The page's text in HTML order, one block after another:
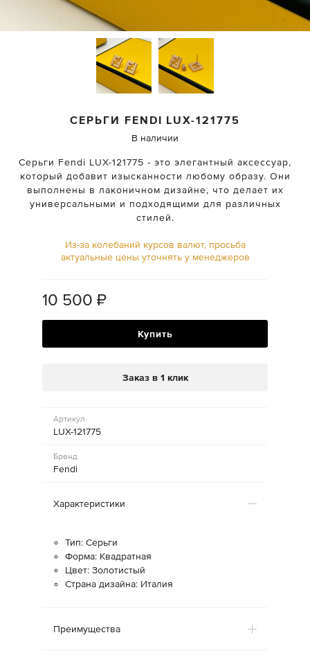
СЕРЬГИ FENDI LUX-121775
В наличии
Серьги Fendi LUX-121775 - это элегантный аксессуар,
который добавит изысканности любому образу. Они
выполнены в лаконичном дизайне, что делает их
универсальными и подходящими для различных
стилей.
Из-за колебаний курсов валют, просьба
актуальные цены уточнять у менеджеров
10 500 ₽
Купить
Заказ в 1 клик
Артикул
LUX-121775
Бренд
Fendi
Характеристики
Тип: Серьги
Форма: Квадратная
Цвет: Золотистый
Страна дизайна: Италия
Преимущества